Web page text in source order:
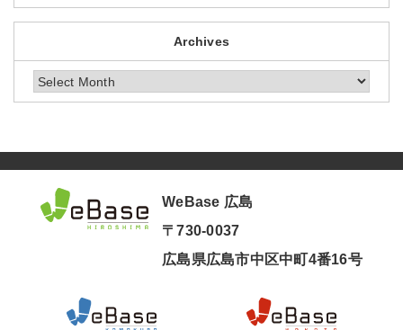
Archives
Archives
WeBase 広島
〒730-0037
広島県広島市中区中町4番16号